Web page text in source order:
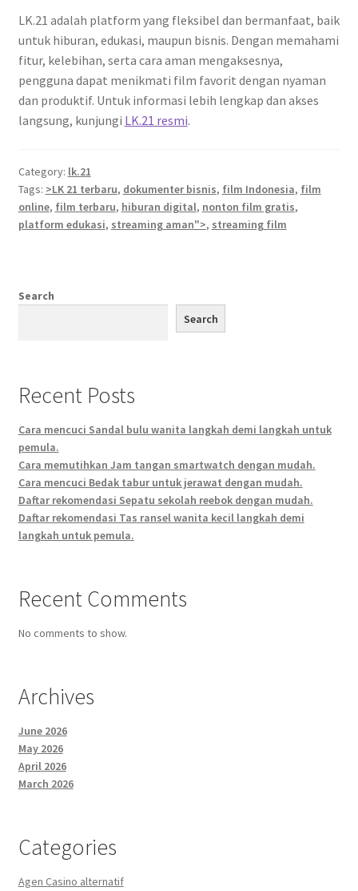
LK.21 adalah platform yang fleksibel dan bermanfaat, baik
untuk hiburan, edukasi, maupun bisnis. Dengan memahami
fitur, kelebihan, serta cara aman mengaksesnya,
pengguna dapat menikmati film favorit dengan nyaman
dan produktif. Untuk informasi lebih lengkap dan akses
langsung, kunjungi LK.21 resmi.
Category: lk.21
Tags: >LK 21 terbaru, dokumenter bisnis, film Indonesia, film
online, film terbaru, hiburan digital, nonton film gratis,
platform edukasi, streaming aman">, streaming film
Search
Search
Recent Posts
Cara mencuci Sandal bulu wanita langkah demi langkah untuk
pemula.
Cara memutihkan Jam tangan smartwatch dengan mudah.
Cara mencuci Bedak tabur untuk jerawat dengan mudah.
Daftar rekomendasi Sepatu sekolah reebok dengan mudah.
Daftar rekomendasi Tas ransel wanita kecil langkah demi
langkah untuk pemula.
Recent Comments
No comments to show.
Archives
June 2026
May 2026
April 2026
March 2026
Categories
Agen Casino alternatif